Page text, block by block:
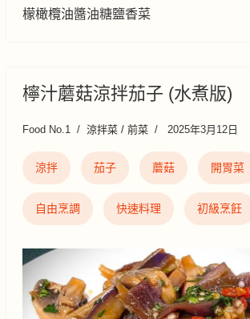
檬橄欖油醬油糖鹽香菜
檸汁蘑菇涼拌茄子 (水煮版)
Food No.1 涼拌菜 / 前菜 2025年3月12日
涼拌 茄子 蘑菇 開胃菜
自由烹調 快速料理 初級烹飪